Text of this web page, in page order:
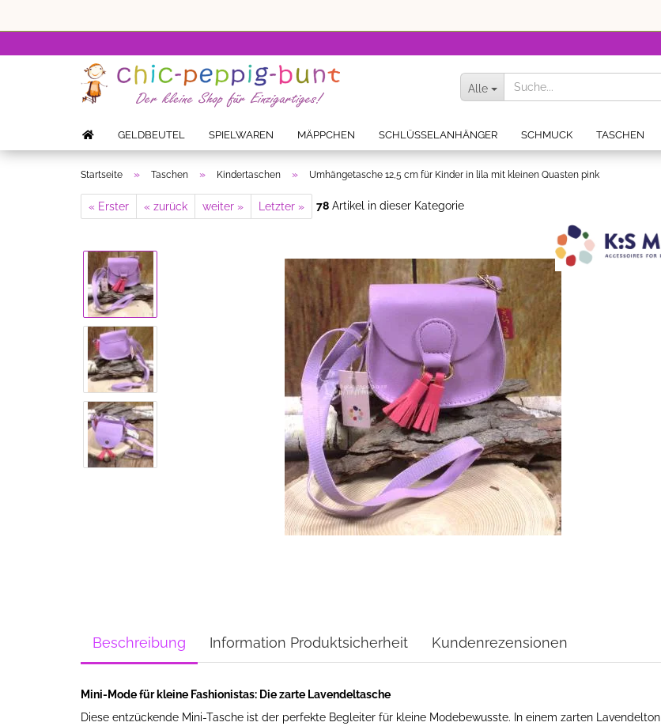
Alle
GELDBEUTEL SPIELWAREN MÄPPCHEN SCHLÜSSELANHÄNGER SCHMUCK TASCHEN
Startseite » Taschen » Kindertaschen » Umhängetasche 12,5 cm für Kinder in lila mit kleinen Quasten pink
« Erster « zurück weiter » Letzter » 78 Artikel in dieser Kategorie
Beschreibung Information Produktsicherheit Kundenrezensionen
Mini-Mode für kleine Fashionistas: Die zarte Lavendeltasche
Diese entzückende Mini-Tasche ist der perfekte Begleiter für kleine Modebewusste. In einem zarten Lavendelton